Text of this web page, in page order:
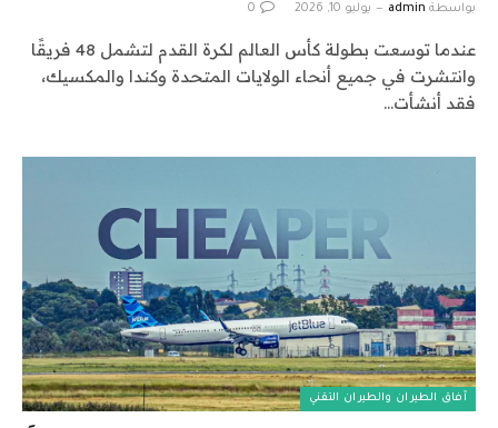
بواسطة admin يوليو 10, 2026 0
عندما توسعت بطولة كأس العالم لكرة القدم لتشمل 48 فريقًا
وانتشرت في جميع أنحاء الولايات المتحدة وكندا والمكسيك،
فقد أنشأت…
آفاق الطيران والطيران التقني